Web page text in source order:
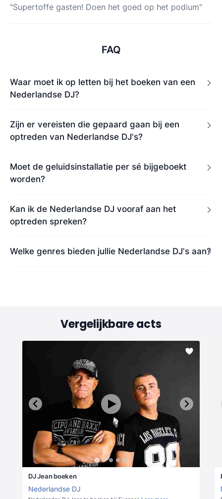
"Supertoffe gasten! Doen het goed op het podium"
FAQ
Waar moet ik op letten bij het boeken van een
Nederlandse DJ?
Zijn er vereisten die gepaard gaan bij een
optreden van Nederlandse DJ's?
Moet de geluidsinstallatie per sé bijgeboekt
worden?
Kan ik de Nederlandse DJ vooraf aan het
optreden spreken?
Welke genres bieden jullie Nederlandse DJ's aan?
Vergelijkbare acts
DJ Jean boeken
Nederlandse DJ